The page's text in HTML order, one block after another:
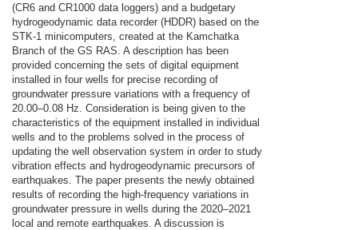
(CR6 and CR1000 data loggers) and a budgetary
hydrogeodynamic data recorder (HDDR) based on the
STK-1 minicomputers, created at the Kamchatka
Branch of the GS RAS. A description has been
provided concerning the sets of digital equipment
installed in four wells for precise recording of
groundwater pressure variations with a frequency of
20.00–0.08 Hz. Consideration is being given to the
characteristics of the equipment installed in individual
wells and to the problems solved in the process of
updating the well observation system in order to study
vibration effects and hydrogeodynamic precursors of
earthquakes. The paper presents the newly obtained
results of recording the high-frequency variations in
groundwater pressure in wells during the 2020–2021
local and remote earthquakes. A discussion is